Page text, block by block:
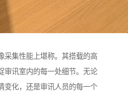
采集性能上堪称。其搭载的高
审讯室内的每一处细节。无论
变化，还是审讯人员的每一个